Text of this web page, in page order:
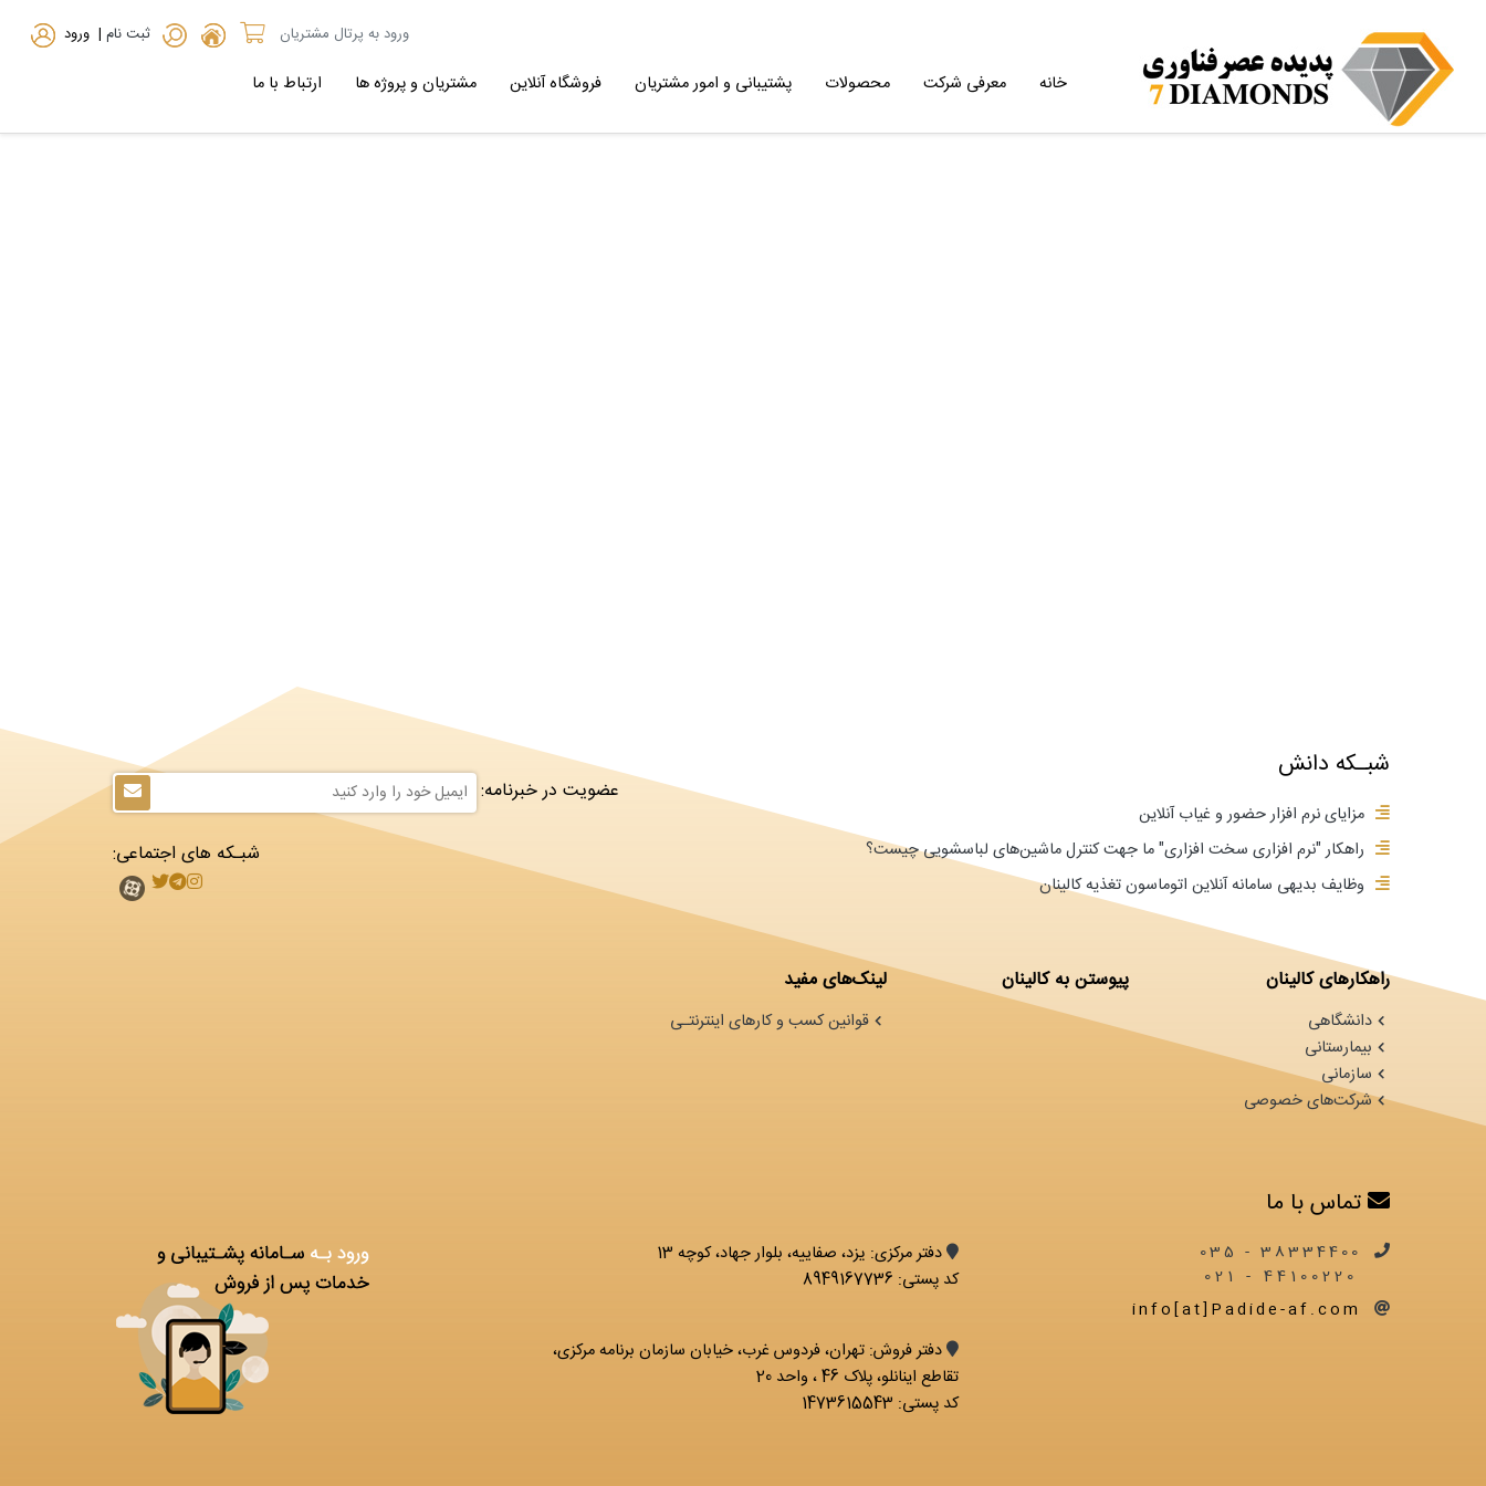
ثبت نام | ورود ورود به پرتال مشتریان
خانه معرفی شرکت محصولات پشتیبانی و امور مشتریان فروشگاه آنلاین مشتریان و پروژه ها ارتباط با ما
شبـکه دانش
مزایای نرم افزار حضور و غیاب آنلاین
راهکار "نرم افزاری سخت افزاری" ما جهت کنترل ماشین‌های لباسشویی چیست؟
وظایف بدیهی سامانه آنلاین اتوماسون تغذیه کالینان
عضویت در خبرنامه:
شبـکه های اجتماعی:
راهکارهای کالینان
دانشگاهی
بیمارستانی
سازمانی
شرکت‌های خصوصی
پیوستن به کالینان لینک‌های مفید
قوانین کسب و کارهای اینترنتـی
تماس با ما
38334400 - 035
info[at]Padide-af.com
دفتر مرکزی: يزد، صفاییه، بلوار جهاد، کوچه 13
کد پستی: 8949167736
دفتر فروش: تهران، فردوس غرب، خیابان سازمان برنامه مرکزی،
تقاطع اینانلو، پلاک 46 ، واحد 20
کد پستی: 1473615543